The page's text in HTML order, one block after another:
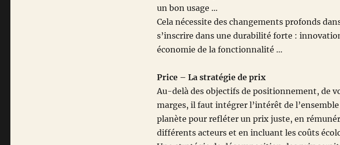
un bon usage …
Cela nécessite des changements profonds
s’inscrire dans une durabilité forte :
économie de la fonctionnalité …
Price – La stratégie de prix
Au-delà des objectifs de positionnement, de
marges, il faut intégrer l’intérêt de
planète pour refléter un prix juste, en
différents acteurs et en incluant les coûts